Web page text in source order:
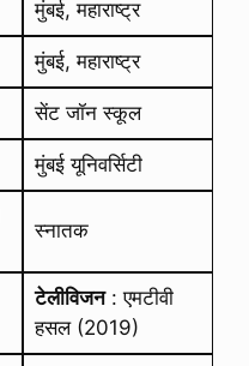
मुंबई, महाराष्ट्र
मुंबई, महाराष्ट्र
सेंट जॉन स्कूल
मुंबई यूनिवर्सिटी
स्नातक
टेलीविजन: एमटीवी
हसल (2019)